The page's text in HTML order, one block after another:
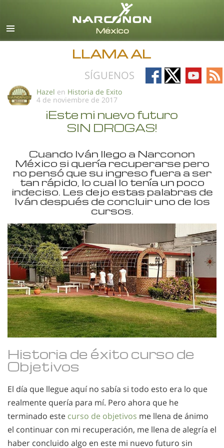
Español
Todas las Regiones/Idiomas
LLAMA AL
SÍGUENOS
Follow
on
Follow
on
Follow
on
on
Hazel en Historia de Exito
4 de noviembre de 2017
¡Este mi nuevo futuro
SIN DROGAS!
Cuando Iván llego a Narconon
México si quería recuperarse pero
no pensó que su ingreso fuera a ser
tan rápido, lo cual lo tenía un poco
indeciso. Les dejo estas palabras de
Iván después de concluir uno de los
cursos.
Historia de éxito curso de
Objetivos
El día que llegue aquí no sabía si todo esto era lo que
realmente quería para mí. Pero ahora que he
terminado este curso de objetivos me llena de ánimo
el continuar con mi recuperación, me llena de alegría el
haber concluido algo en este mi nuevo futuro sin